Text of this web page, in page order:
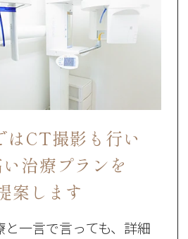
はCT撮影も行い
治療プランを
案します
一言で言っても、詳細